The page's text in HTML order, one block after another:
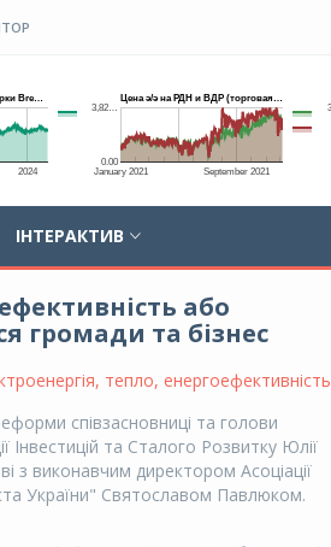
ІНТЕРАКТИВ
або
громади та бізнес
, тепло, енергоефективність
співзасновниці та голови
Інвестицій та Сталого Розвитку Юлії
з виконавчим директором Асоціації
України" Святославом Павлюком.